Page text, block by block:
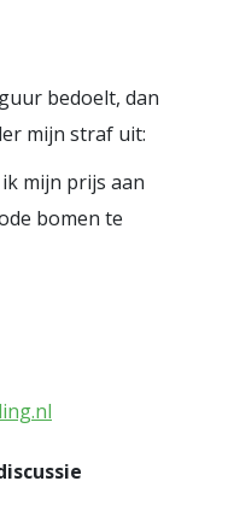
bedoelt, dan
mijn straf uit:
mijn prijs aan
bomen te